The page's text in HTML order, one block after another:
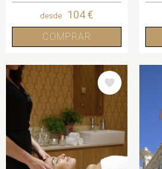
desde 104 €
COMPRAR
IMAGE